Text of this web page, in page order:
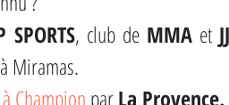
SPORTS, club de MMA et
Miramas.
Champion par La Provence.